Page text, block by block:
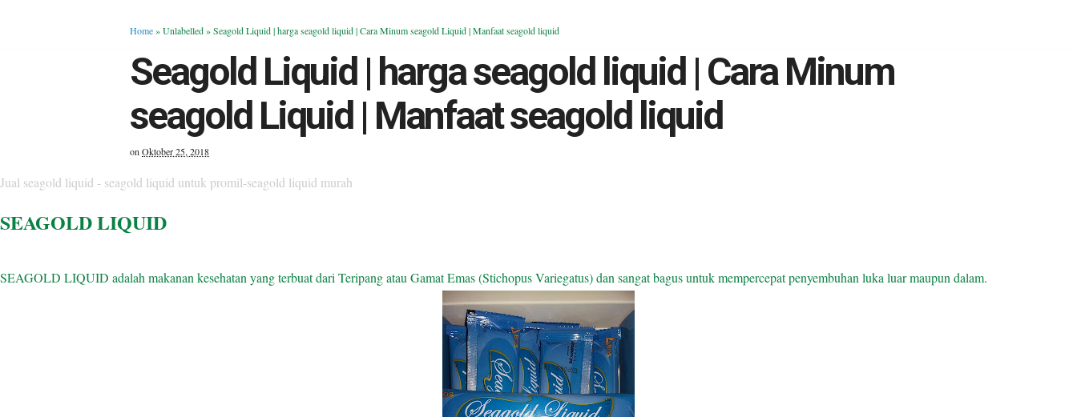
Home» Unlabelled »Seagold Liquid | harga seagold liquid | Cara Minum seagold Liquid | Manfaat seagold liquid
Seagold Liquid | harga seagold liquid | Cara Minum
seagold Liquid | Manfaat seagold liquid
onOktober 25, 2018
Jual seagold liquid - seagold liquid untuk promil-seagold liquid murah
SEAGOLD LIQUID
SEAGOLD LIQUID adalah makanan kesehatan yang terbuat dari Teripang atau Gamat Emas (Stichopus Variegatus) dan sangat bagus untuk mempercepat penyembuhan luka luar maupun dalam.